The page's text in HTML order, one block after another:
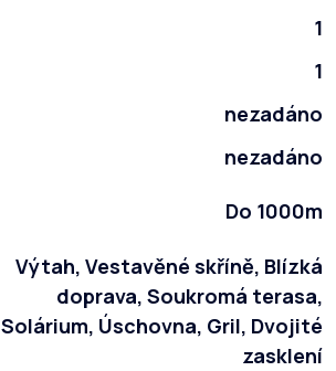
1
1
nezadáno
nezadáno
Do 1000m
Výtah, Vestavěné skříně, Blízká
doprava, Soukromá terasa,
Solárium, Úschovna, Gril, Dvojité
zasklení